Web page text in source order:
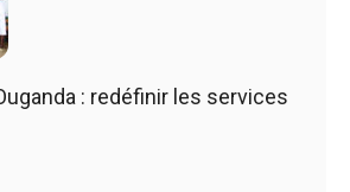
: redéfinir les services